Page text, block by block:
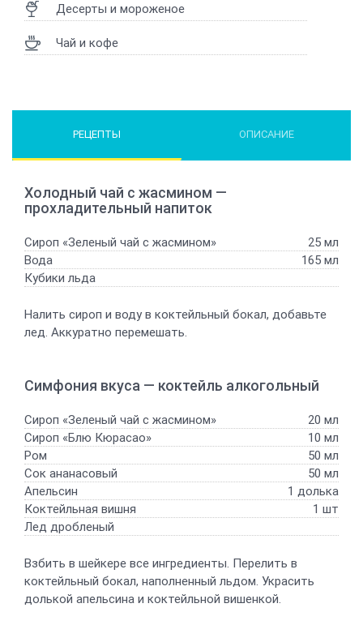
Десерты и мороженое
Чай и кофе
РЕЦЕПТЫ ОПИСАНИЕ
Холодный чай с жасмином —
прохладительный напиток
Сироп «Зеленый чай с жасмином»
25 мл
Вода
165 мл
Кубики льда
Налить сироп и воду в коктейльный бокал, добавьте
лед. Аккуратно перемешать.
Симфония вкуса — коктейль алкогольный
Сироп «Зеленый чай с жасмином»
20 мл
Сироп «Блю Кюрасао»
10 мл
Ром
50 мл
Сок ананасовый
50 мл
Апельсин
1 долька
Коктейльная вишня
1 шт
Лед дробленый
Взбить в шейкере все ингредиенты. Перелить в
коктейльный бокал, наполненный льдом. Украсить
долькой апельсина и коктейльной вишенкой.